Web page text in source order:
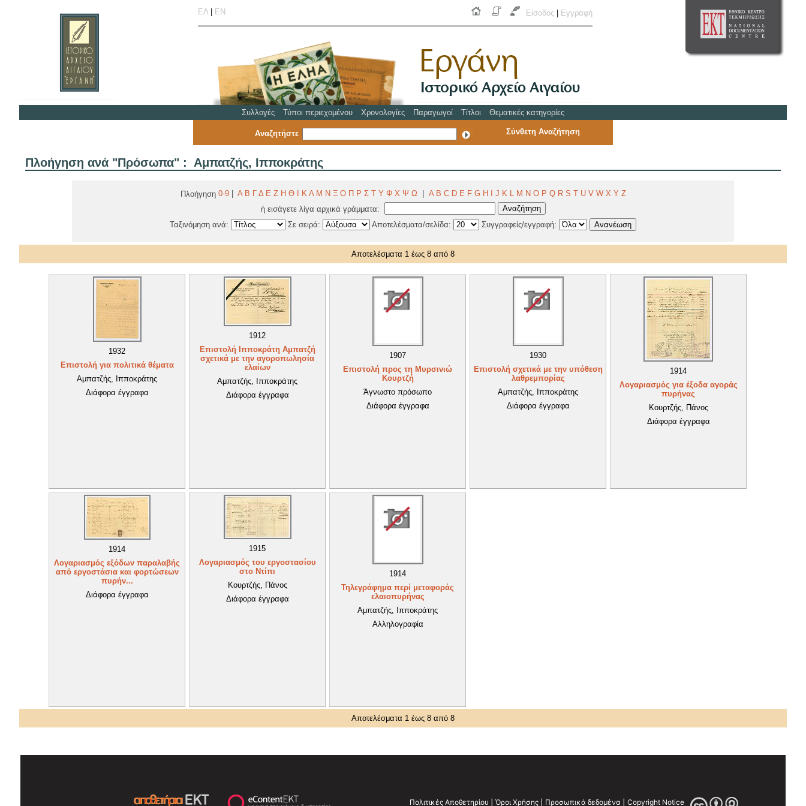
ΕΛ| ΕΝ Είσοδος Εγγραφή
Συλλογές Τύποι περιεχομένου Χρονολογίες Παραγωγοί Τίτλοι Θεματικές κατηγορίες
Αναζητήστε Σύνθετη Αναζήτηση
Πλοήγηση ανά "Πρόσωπα" : Αμπατζής, Ιπποκράτης
Πλοήγηση 0-9| Α Β Γ Δ Ε Ζ Η Θ Κ Λ Μ Ν Ξ Ο Π Ρ Σ Τ Υ Φ Χ Ψ Ω| A B C D E F G H J K L M N O P Q R S T U V W X Y Z
ή εισάγετε λίγα αρχικά γράμματα:
Ταξινόμηση ανά:
Σε σειρά: Αποτελέσματα/σελίδα: Συγγραφείς/εγγραφή:
Αποτελέσματα 1 έως 8 από 8
1932
Επιστολή για πολιτικά θέματα
Αμπατζής, Ιπποκράτης
Διάφορα έγγραφα
1912
Επιστολή Ιπποκράτη Αμπατζή
σχετικά με την αγοροπωλησία
ελαίων
Αμπατζής, Ιπποκράτης
Διάφορα έγγραφα
1907
Επιστολή προς τη Μυρσινιώ
Κουρτζή
Άγνωστο πρόσωπο
Διάφορα έγγραφα
1930
Επιστολή σχετικά με την υπόθεση
λαθρεμπορίας
Αμπατζής, Ιπποκράτης
Διάφορα έγγραφα
1914
Λογαριασμός για έξοδα αγοράς
πυρήνας
Κουρτζής, Πάνος
Διάφορα έγγραφα
1914
Λογαριασμός εξόδων παραλαβής
από εργοστάσια και φορτώσεων
πυρήν...
Διάφορα έγγραφα
1915
Λογαριασμός του εργοστασίου
στο Ντίπι
Κουρτζής, Πάνος
Διάφορα έγγραφα
1914
Τηλεγράφημα περί μεταφοράς
ελαιοπυρήνας
Αμπατζής, Ιπποκράτης
Αλληλογραφία
Αποτελέσματα 1 έως 8 από 8